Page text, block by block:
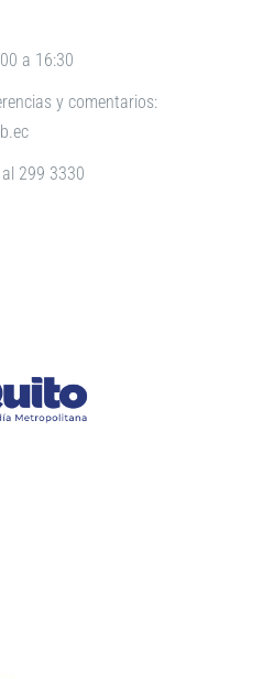
a 16:30
y comentarios:
299 3330